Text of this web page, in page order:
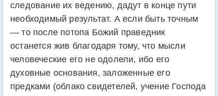
следование их ведению, дадут в конце пути
необходимый результат. А если быть точным
— то после потопа Божий праведник
останется жив благодаря тому, что мысли
человеческие его не одолели, ибо его
духовные основания, заложенные его
предками (облако свидетелей, учение Господа